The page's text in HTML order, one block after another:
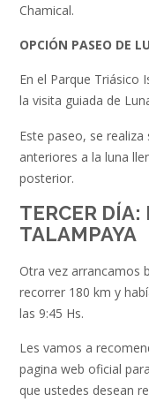
Chamical.
OPCIÓN PASEO DE
En el Parque Triásico
la visita guiada de
Este paseo, se
anteriores a la luna
posterior.
TERCER
TALAMPAYA
Otra vez arrancamos
recorrer 180 km y
las 9:45 Hs.
Les vamos a
pagina web oficial
que ustedes desean